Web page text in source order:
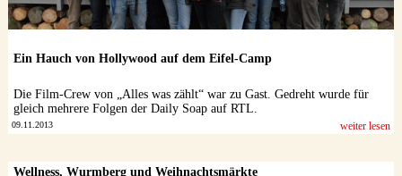
Ein Hauch von Hollywood auf dem Eifel-Camp
Die Film-Crew von „Alles was zählt“ war zu Gast. Gedreht wurde für
gleich mehrere Folgen der Daily Soap auf RTL.
09.11.2013 weiter lesen
Wellness, Wurmberg und Weihnachtsmärkte